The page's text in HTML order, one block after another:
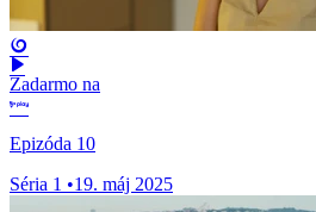
Zadarmo na
Epizóda 10
Séria 1 •19. máj 2025